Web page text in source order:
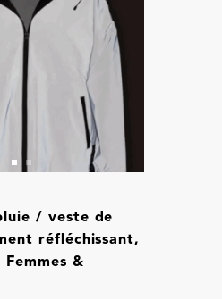
/ veste de
réfléchissant,
&